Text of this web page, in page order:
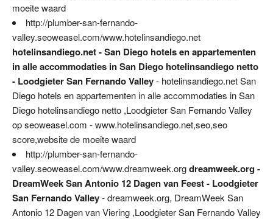
moeite waard
http://plumber-san-fernando-
valley.seoweasel.com/www.hotelinsandiego.net
hotelinsandiego.net - San Diego hotels en appartementen
in alle accommodaties in San Diego hotelinsandiego netto
- Loodgieter San Fernando Valley- hotelinsandiego.net San
Diego hotels en appartementen in alle accommodaties in San
Diego hotelinsandiego netto ,Loodgieter San Fernando Valley
op seoweasel.com - www.hotelinsandiego.net,seo,seo
score,website de moeite waard
http://plumber-san-fernando-
valley.seoweasel.com/www.dreamweek.orgdreamweek.org -
DreamWeek San Antonio 12 Dagen van Feest - Loodgieter
San Fernando Valley- dreamweek.org, DreamWeek San
Antonio 12 Dagen van Viering ,Loodgieter San Fernando Valley